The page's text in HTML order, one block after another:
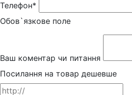
Телефон*
Обов`язкове поле
Ваш коментар чи питання
Посилання на товар дешевше